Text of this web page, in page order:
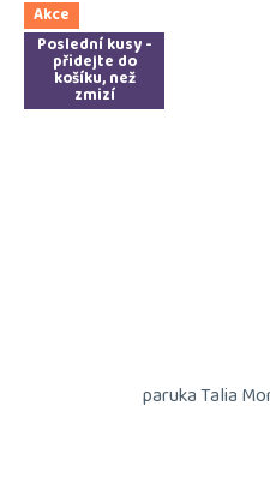
Akce
Poslední kusy -
přidejte do
košíku, než
zmizí
paruka Talia